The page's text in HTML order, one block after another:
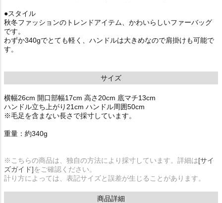
●スタイル
秋冬ファッションのトレンドアイテム、かわいらしいファーバッグ
です。
わずか340gでとても軽く、ハンドルは大きめなので肩掛けも可能で
す。
サイズ
横幅26cm 開口部幅17cm 高さ20cm 底マチ13cm
ハンドル立ち上がり21cm ハンドル周囲50cm
※毛足を含まない長さで採寸しています。
重量：約340g
※こちらの商品は、独自の方法により採寸しています。詳細は[サイ
ズガイド]をご確認ください。
計り方によっては、表記サイズと誤差が生じることがあります。
商品詳細